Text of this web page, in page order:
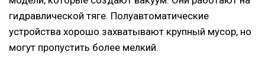
гидравлической тяге. Полуавтоматические
устройства хорошо захватывают крупный мусор, но
могут пропустить более мелкий.